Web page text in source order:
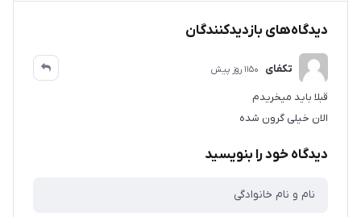
دیدگاه‌های بازدیدکنندگان
تکفای 1150 روز پیش
قبلا باید میخریدم
الان خیلی گرون شده
دیدگاه خود را بنویسید